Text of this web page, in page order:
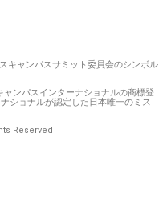
キャンパスサミット委員会のシンボル
ンパスインターナショナルの商標登
ショナルが認定した日本唯一のミス
Reserved